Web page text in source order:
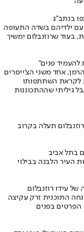
בנתב"ג
עם ילדיהם בשדה התעופה
בעוד שרוזנבלום ימשיך
להעמיד פנים"
אחד משני הצ'ייסרים
לקראת השתתפותו
גיליתי שההתכוננות
תעלה בקרוב
בתל אביב
העיר הלבנה בבילוי
עידו רוזנבלום
הטריוויה "המרדף" בכאן 11, מנחה התוכנית זרק עקיצה
הפרטים בפנים